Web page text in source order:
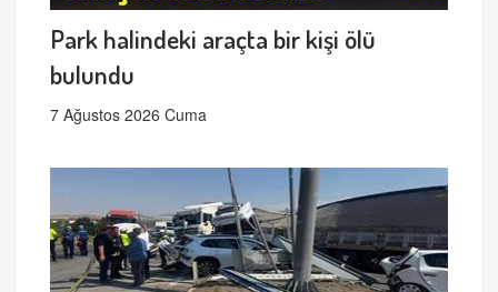
Park halindeki araçta bir kişi ölü
bulundu
7 Ağustos 2026 Cuma